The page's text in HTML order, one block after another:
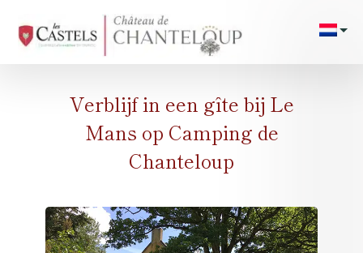
Verblijf in een gîte bij Le
Mans op Camping de
Chanteloup